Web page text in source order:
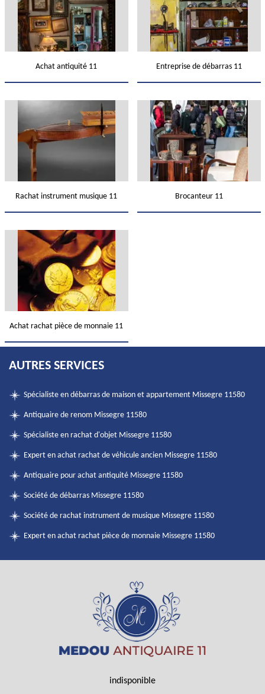
Achat antiquité 11 Entreprise de débarras 11
Rachat instrument musique 11 Brocanteur 11
Achat rachat pièce de monnaie 11
AUTRES SERVICES
Spécialiste en débarras de maison et appartement Missegre 11580
Antiquaire de renom Missegre 11580
Spécialiste en rachat d'objet Missegre 11580
Expert en achat rachat de véhicule ancien Missegre 11580
Antiquaire pour achat antiquité Missegre 11580
Société de débarras Missegre 11580
Société de rachat instrument de musique Missegre 11580
Expert en achat rachat pièce de monnaie Missegre 11580
indisponible